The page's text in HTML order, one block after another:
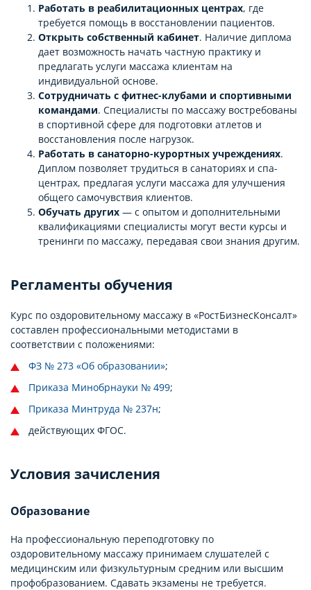
Работать в реабилитационных центрах, где
требуется помощь в восстановлении пациентов.
Открыть собственный кабинет. Наличие диплома
дает возможность начать частную практику и
предлагать услуги массажа клиентам на
индивидуальной основе.
Сотрудничать с фитнес-клубами и спортивными
командами. Специалисты по массажу востребованы
в спортивной сфере для подготовки атлетов и
восстановления после нагрузок.
Работать в санаторно-курортных учреждениях.
Диплом позволяет трудиться в санаториях и спа-
центрах, предлагая услуги массажа для улучшения
общего самочувствия клиентов.
Обучать других — с опытом и дополнительными
квалификациями специалисты могут вести курсы и
тренинги по массажу, передавая свои знания другим.
Регламенты обучения
Курс по оздоровительному массажу в «РостБизнесКонсалт»
составлен профессиональными методистами в
соответствии с положениями:
ФЗ № 273 «Об образовании»;
Приказа Минобрнауки № 499;
Приказа Минтруда № 237н;
действующих ФГОС.
Условия зачисления
Образование
На профессиональную переподготовку по
оздоровительному массажу принимаем слушателей с
медицинским или физкультурным средним или высшим
профобразованием. Сдавать экзамены не требуется.